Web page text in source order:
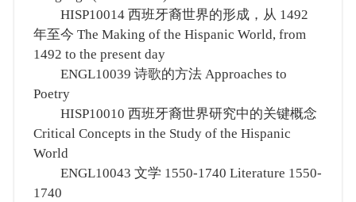
HISP10014 西班牙裔世界的形成，从 1492
年至今 The Making of the Hispanic World, from
1492 to the present day
ENGL10039 诗歌的方法 Approaches to
Poetry
HISP10010 西班牙裔世界研究中的关键概念
Critical Concepts in the Study of the Hispanic
World
ENGL10043 文学 1550-1740 Literature 1550-
1740